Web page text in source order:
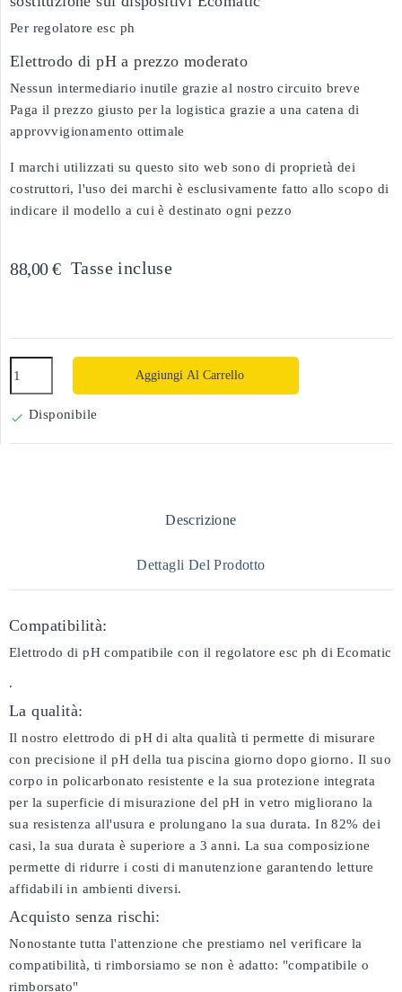
Per regolatore esc ph
Elettrodo di pH a prezzo moderato
Nessun intermediario inutile grazie al nostro circuito breve
Paga il prezzo giusto per la logistica grazie a una catena di
approvvigionamento ottimale
I marchi utilizzati su questo sito web sono di proprietà dei
costruttori, l'uso dei marchi è esclusivamente fatto allo scopo di
indicare il modello a cui è destinato ogni pezzo
88,00 € Tasse incluse
Aggiungi Al Carrello
 Disponibile
Descrizione
Dettagli Del Prodotto
Compatibilità:
Elettrodo di pH compatibile con il regolatore esc ph di Ecomatic
.
La qualità:
Il nostro elettrodo di pH di alta qualità ti permette di misurare
con precisione il pH della tua piscina giorno dopo giorno. Il suo
corpo in policarbonato resistente e la sua protezione integrata
per la superficie di misurazione del pH in vetro migliorano la
sua resistenza all'usura e prolungano la sua durata. In 82% dei
casi, la sua durata è superiore a 3 anni. La sua composizione
permette di ridurre i costi di manutenzione garantendo letture
affidabili in ambienti diversi.
Acquisto senza rischi:
Nonostante tutta l'attenzione che prestiamo nel verificare la
compatibilità, ti rimborsiamo se non è adatto: "compatibile o
rimborsato"